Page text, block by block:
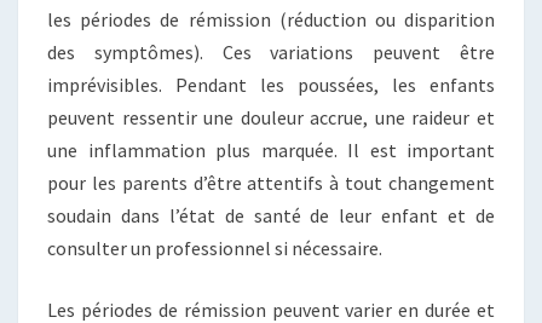
les périodes de rémission (réduction ou disparition
des symptômes). Ces variations peuvent être
imprévisibles. Pendant les poussées, les enfants
peuvent ressentir une douleur accrue, une raideur et
une inflammation plus marquée. Il est important
pour les parents d’être attentifs à tout changement
soudain dans l’état de santé de leur enfant et de
consulter un professionnel si nécessaire.
Les périodes de rémission peuvent varier en durée et